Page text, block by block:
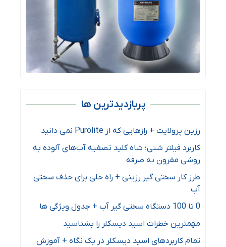
پربازدیدترین ها
رزین پرولایت + رازهایی که از Purolite نمی دانید
کاربرد فیلتر شنی؛ شاه کلید تصفیه آب‌های آلوده به
روشی مقرون ‌به‌ صرفه
طرز کار سختی گیر رزینی + راه‌ حلی برای حذف سختی
آب
0 تا 100 دستگاه سختی گیر آب + جدول ویژگی ها
مهمترین خطرات اسید دیسکلر را بشناسید
تمام کاربردهای اسید دیسکلر در یک نگاه + آموزش